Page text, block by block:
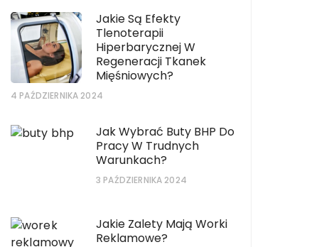
mają worki reklamowe?
Jakie Są Efekty
Tlenoterapii
Hiperbarycznej W
Regeneracji Tkanek
Mięśniowych?
4 PAŹDZIERNIKA 2024
Jak Wybrać Buty BHP Do
Pracy W Trudnych
Warunkach?
3 PAŹDZIERNIKA 2024
Jakie Zalety Mają Worki
Reklamowe?